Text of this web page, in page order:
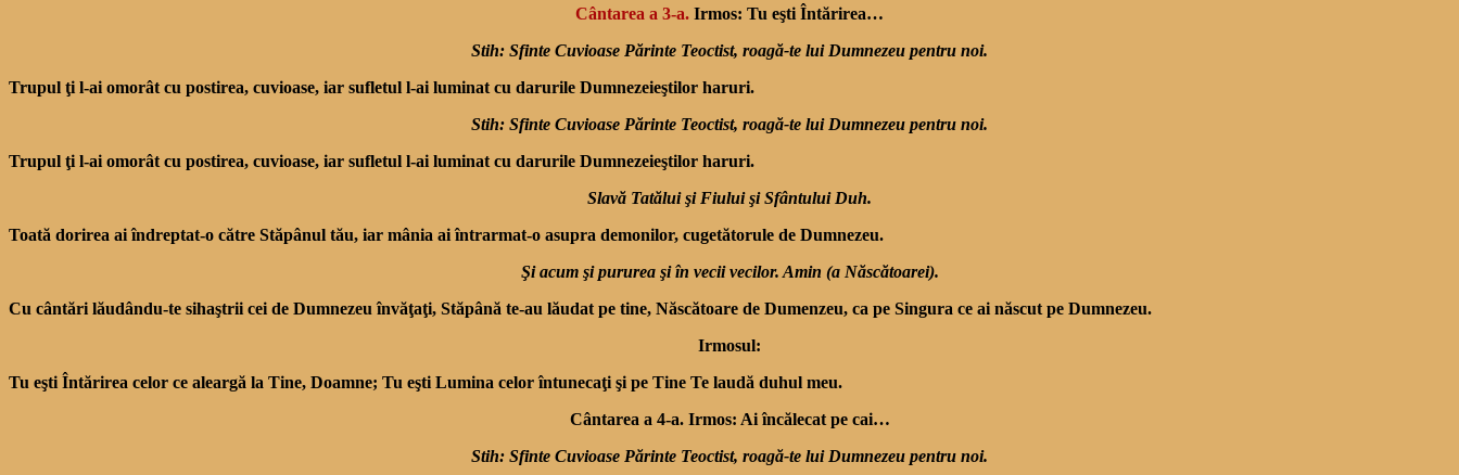
Cântarea a 3-a. Irmos: Tu eşti Întărirea…
Stih: Sfinte Cuvioase Părinte Teoctist, roagă-te lui Dumnezeu pentru noi.
Trupul ţi l-ai omorât cu postirea, cuvioase, iar sufletul l-ai luminat cu darurile Dumnezeieştilor haruri.
Stih: Sfinte Cuvioase Părinte Teoctist, roagă-te lui Dumnezeu pentru noi.
Trupul ţi l-ai omorât cu postirea, cuvioase, iar sufletul l-ai luminat cu darurile Dumnezeieştilor haruri.
Slavă Tatălui şi Fiului şi Sfântului Duh.
Toată dorirea ai îndreptat-o către Stăpânul tău, iar mânia ai întrarmat-o asupra demonilor, cugetătorule de Dumnezeu.
Şi acum şi pururea şi în vecii vecilor. Amin (a Născătoarei).
Cu cântări lăudându-te sihaştrii cei de Dumnezeu învăţaţi, Stăpână te-au lăudat pe tine, Născătoare de Dumenzeu, ca pe Singura ce ai născut pe Dumnezeu.
Irmosul:
Tu eşti Întărirea celor ce aleargă la Tine, Doamne; Tu eşti Lumina celor întunecaţi şi pe Tine Te laudă duhul meu.
Cântarea a 4-a. Irmos: Ai încălecat pe cai…
Stih: Sfinte Cuvioase Părinte Teoctist, roagă-te lui Dumnezeu pentru noi.